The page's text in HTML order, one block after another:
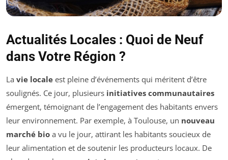
Actualités Locales : Quoi de Neuf
dans Votre Région ?
La vie locale est pleine d’événements qui méritent d’être
soulignés. Ce jour, plusieurs initiatives communautaires
émergent, témoignant de l’engagement des habitants envers
leur environnement. Par exemple, à Toulouse, un nouveau
marché bio a vu le jour, attirant les habitants soucieux de
leur alimentation et de soutenir les producteurs locaux. De